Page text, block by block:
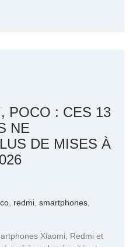
POCO : CES 13
NE
DE MISES À
, redmi, smartphones,
Xiaomi, Redmi et